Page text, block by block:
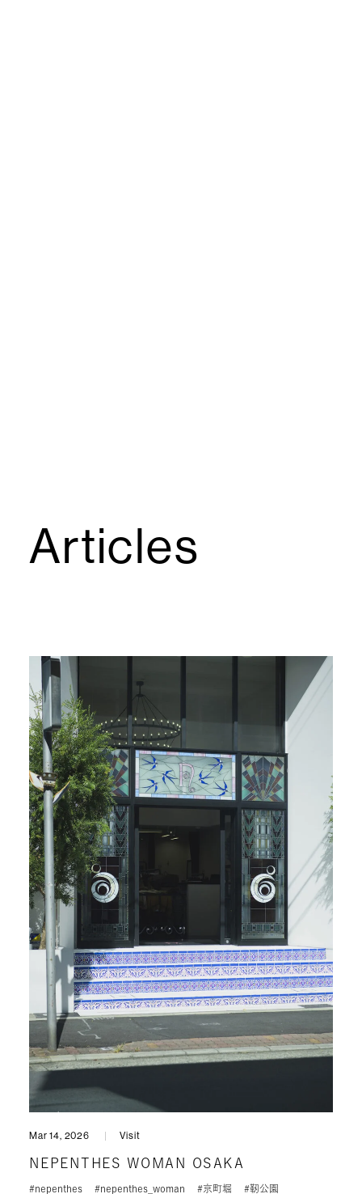
Articles
Mar 14, 2026 Visit
NEPENTHES WOMAN OSAKA
#nepenthes #nepenthes_woman #京町堀 #靭公園